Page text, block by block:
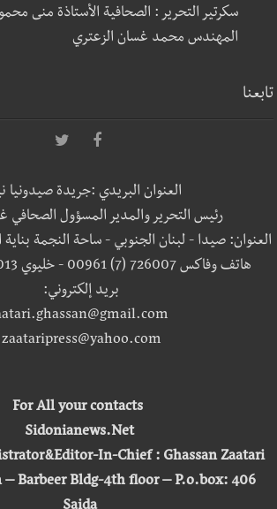
سكرتير التحرير : الصحافية الأستاذة منى
المهندس محمد غسان الزعتري
تابعنا
العنوان البريدي :جريدة صيدونيا
رئيس التحرير والمدير المسؤول الصحافي
العنوان: صيدا - لبنان الجنوبي - ساحة النجمة بناية
هاتف وفاكس 726007 (7) 00961 - خليوي 226013 (3) 00961
بريد إلكتروني:
zaataripress@yahoo.com
For All your contacts
Sidonianews.Net
In-Chief : Ghassan Zaatari
– Barbeer Bldg-4th floor – P.o.box: 406